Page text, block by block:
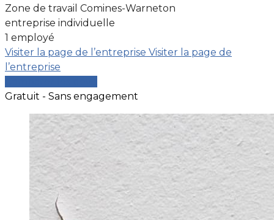
Zone de travail Comines-Warneton
entreprise individuelle
1 employé
Visiter la page de l’entreprise Visiter la page de
l’entreprise
Gratuit - Sans engagement